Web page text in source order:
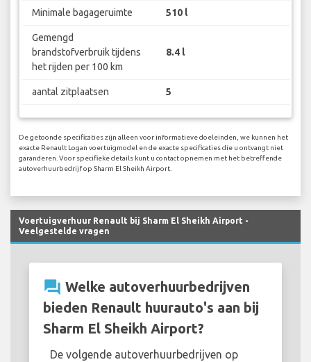
Minimale bagageruimte 510 l
Gemengd
brandstofverbruik tijdens
het rijden per 100 km
8.4 l
aantal zitplaatsen 5
De getoonde specificaties zijn alleen voor informatieve doeleinden, we kunnen het
exacte Renault Logan voertuigmodel en de exacte specificaties die u ontvangt niet
garanderen. Voor specifieke details kunt u contact opnemen met het betreffende
autoverhuurbedrijf op Sharm El Sheikh Airport.
Voertuigverhuur Renault bij Sharm El Sheikh Airport -
Veelgestelde vragen
question_answer Welke autoverhuurbedrijven
bieden Renault huurauto's aan bij
Sharm El Sheikh Airport?
De volgende autoverhuurbedrijven op